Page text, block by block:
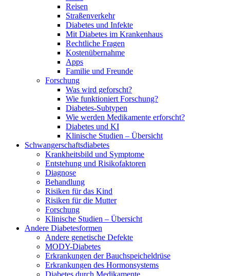
Reisen
Straßenverkehr
Diabetes und Infekte
Mit Diabetes im Krankenhaus
Rechtliche Fragen
Kostenübernahme
Apps
Familie und Freunde
Forschung
Was wird geforscht?
Wie funktioniert Forschung?
Diabetes-Subtypen
Wie werden Medikamente erforscht?
Diabetes und KI
Klinische Studien – Übersicht
Schwangerschaftsdiabetes
Krankheitsbild und Symptome
Entstehung und Risikofaktoren
Diagnose
Behandlung
Risiken für das Kind
Risiken für die Mutter
Forschung
Klinische Studien – Übersicht
Andere Diabetesformen
Andere genetische Defekte
MODY-Diabetes
Erkrankungen der Bauchspeicheldrüse
Erkrankungen des Hormonsystems
Diabetes durch Medikamente